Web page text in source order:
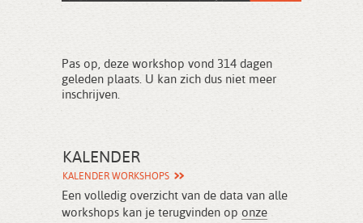
Pas op, deze workshop vond 314 dagen
geleden plaats. U kan zich dus niet meer
inschrijven.
KALENDER
KALENDER WORKSHOPS
Een volledig overzicht van de data van alle
workshops kan je terugvinden op onze